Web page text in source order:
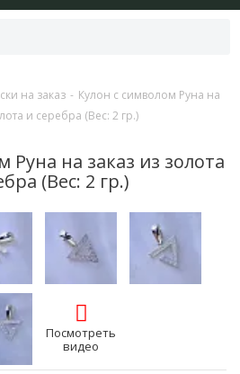
на заказ - Кулон с символом Руна на
и серебра (Вес: 2 гр.)
Руна на заказ из золота
(Вес: 2 гр.)
Посмотреть
видео